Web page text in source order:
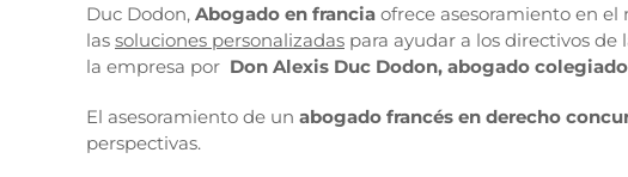
Duc Dodon, Abogado en francia ofrece asesoramiento en el
las soluciones personalizadas para ayudar a los directivos
la empresa por Don Alexis Duc Dodon, abogado
El asesoramiento de un abogado francés en derecho
perspectivas.